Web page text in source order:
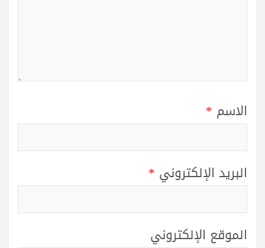
الاسم *
البريد الإلكتروني *
الموقع الإلكتروني